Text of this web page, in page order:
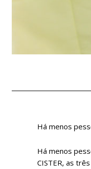
Há menos
Há menos
CISTER, as